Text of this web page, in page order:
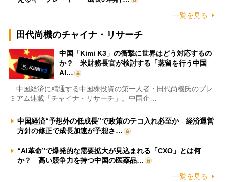
一覧を見る
田代尚機のチャイナ・リサーチ
中国「Kimi K3」の衝撃に世界はどう対応するの
か？ 米財務長官が検討する「蒸留を行う中国
AI…
中国経済に精通する中国株投資の第一人者・田代尚機氏のプレ
ミアム連載「チャイナ・リサーチ」。中国企…
中国経済“予想外の低成長”で政策のテコ入れ必至か 経済運営
方針の修正で成長加速が予想さ…
“AI革命”で爆発的な需要拡大が見込まれる「CXO」とは何
か？ 高い競争力を持つ中国の医薬品…
一覧を見る